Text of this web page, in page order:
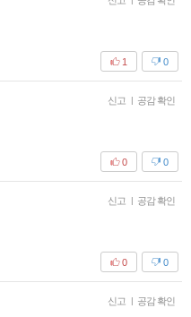
0
1
신고 | 공감 확인
0
0
신고 | 공감 확인
0
0
신고 | 공감 확인